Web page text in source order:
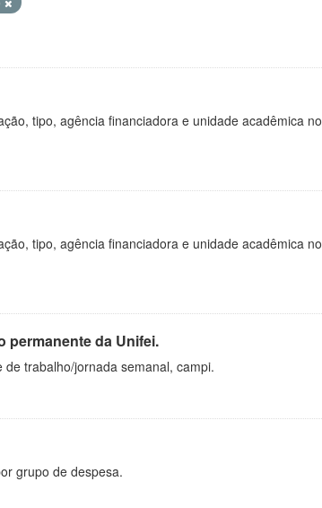
tipo, agência financiadora e unidade acadêmica no
tipo, agência financiadora e unidade acadêmica no
permanente da Unifei.
trabalho/jornada semanal, campi.
grupo de despesa.